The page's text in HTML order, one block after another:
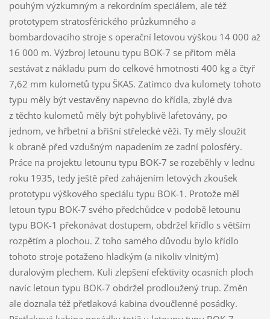
pouhým výzkumným a rekordním speciálem, ale též
prototypem stratosférického průzkumného a
bombardovacího stroje s operační letovou výškou 14 000 až
16 000 m. Výzbroj letounu typu BOK-7 se přitom měla
sestávat z nákladu pum do celkové hmotnosti 400 kg a čtyř
7,62 mm kulometů typu ŠKAS. Zatímco dva kulomety tohoto
typu měly být vestavěny napevno do křídla, zbylé dva
z těchto kulometů měly být pohyblivě lafetovány, po
jednom, ve hřbetní a břišní střelecké věži. Ty měly sloužit
k obraně před vzdušným napadením ze zadní polosféry.
Práce na projektu letounu typu BOK-7 se rozeběhly v lednu
roku 1935, tedy ještě před zahájením letových zkoušek
prototypu výškového speciálu typu BOK-1. Protože měl
letoun typu BOK-7 svého předchůdce v podobě letounu
typu BOK-1 překonávat dostupem, obdržel křídlo s větším
rozpětím a plochou. Z toho samého důvodu bylo křídlo
tohoto stroje potaženo hladkým (a nikoliv vlnitým)
duralovým plechem. Kuli zlepšení efektivity ocasních ploch
navíc letoun typu BOK-7 obdržel prodloužený trup. Změn
ale doznala též přetlaková kabina dvoučlenné posádky.